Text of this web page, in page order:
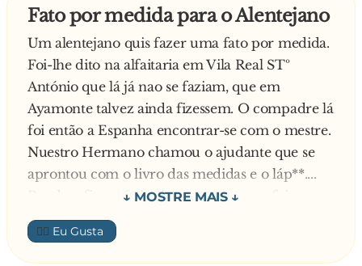
Fato por medida para o Alentejano
Um alentejano quis fazer uma fato por medida.
Foi-lhe dito na alfaitaria em Vila Real STº
António que lá já nao se faziam, que em
Ayamonte talvez ainda fizessem. O compadre lá
foi então a Espanha encontrar-se com o mestre.
Nuestro Hermano chamou o ajudante que se
aprontou com o livro das medidas e o láp**....
Pondo a fita métrica junto ao pescoço foi
encostar a outra parte da fita entre as pernas do
alentejano e disse para o ajudante:
- Del cuello entre piernas ciento uno.
👍🏼